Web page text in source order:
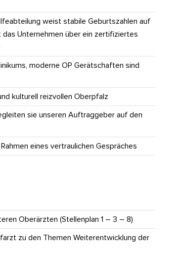
weist stabile Geburtszahlen auf
Unternehmen über ein zertifiziertes
moderne OP Gerätschaften sind
kulturell reizvollen Oberpfalz
sie unseren Auftraggeber auf den
eines vertraulichen Gespräches
Oberärzten (Stellenplan 1 – 3 – 8)
zu den Themen Weiterentwicklung der